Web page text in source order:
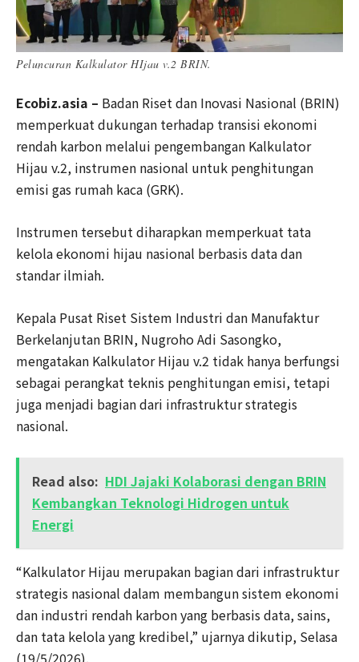
Peluncuran Kalkulator HIjau v.2 BRIN.
Ecobiz.asia – Badan Riset dan Inovasi Nasional (BRIN)
memperkuat dukungan terhadap transisi ekonomi
rendah karbon melalui pengembangan Kalkulator
Hijau v.2, instrumen nasional untuk penghitungan
emisi gas rumah kaca (GRK).
Instrumen tersebut diharapkan memperkuat tata
kelola ekonomi hijau nasional berbasis data dan
standar ilmiah.
Kepala Pusat Riset Sistem Industri dan Manufaktur
Berkelanjutan BRIN, Nugroho Adi Sasongko,
mengatakan Kalkulator Hijau v.2 tidak hanya berfungsi
sebagai perangkat teknis penghitungan emisi, tetapi
juga menjadi bagian dari infrastruktur strategis
nasional.
Read also: HDI Jajaki Kolaborasi dengan BRIN
Kembangkan Teknologi Hidrogen untuk
Energi
“Kalkulator Hijau merupakan bagian dari infrastruktur
strategis nasional dalam membangun sistem ekonomi
dan industri rendah karbon yang berbasis data, sains,
dan tata kelola yang kredibel,” ujarnya dikutip, Selasa
(19/5/2026).